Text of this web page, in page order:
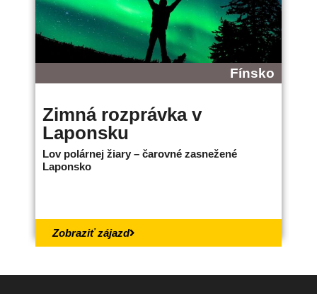
Fínsko
Zimná rozprávka v
Laponsku
Lov polárnej žiary – čarovné zasnežené
Laponsko
Zobraziť zájazd